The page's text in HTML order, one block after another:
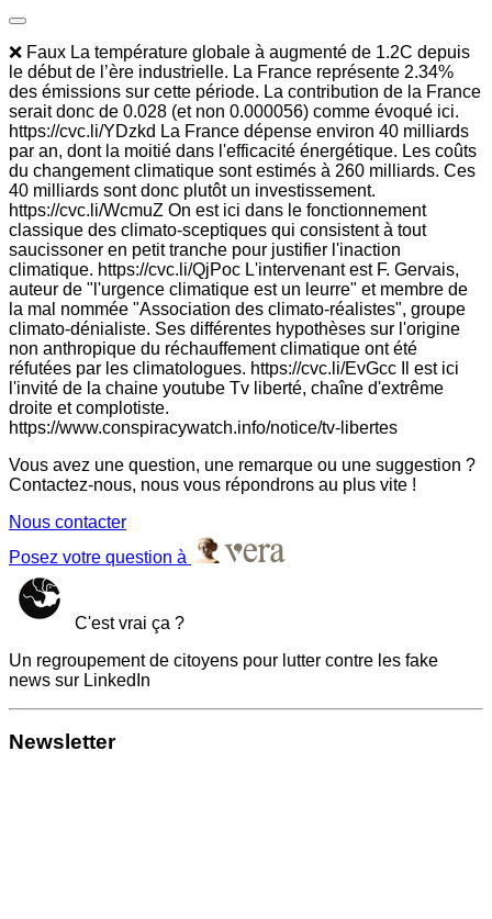
❌ Faux La température globale à augmenté de 1.2C depuis
le début de l’ère industrielle. La France représente 2.34%
des émissions sur cette période. La contribution de la France
serait donc de 0.028 (et non 0.000056) comme évoqué ici.
https://cvc.li/YDzkd La France dépense environ 40 milliards
par an, dont la moitié dans l'efficacité énergétique. Les coûts
du changement climatique sont estimés à 260 milliards. Ces
40 milliards sont donc plutôt un investissement.
https://cvc.li/WcmuZ On est ici dans le fonctionnement
classique des climato-sceptiques qui consistent à tout
saucissoner en petit tranche pour justifier l'inaction
climatique. https://cvc.li/QjPoc L'intervenant est F. Gervais,
auteur de "l'urgence climatique est un leurre" et membre de
la mal nommée "Association des climato-réalistes", groupe
climato-dénialiste. Ses différentes hypothèses sur l'origine
non anthropique du réchauffement climatique ont été
réfutées par les climatologues. https://cvc.li/EvGcc Il est ici
l'invité de la chaine youtube Tv liberté, chaîne d'extrême
droite et complotiste.
https://www.conspiracywatch.info/notice/tv-libertes
Vous avez une question, une remarque ou une suggestion ?
Contactez-nous, nous vous répondrons au plus vite !
Nous contacter
Posez votre question à
C'est vrai ça ?
Un regroupement de citoyens pour lutter contre les fake
news sur LinkedIn
Newsletter